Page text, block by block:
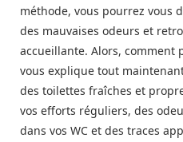
méthode, vous pourrez vous
des mauvaises odeurs et
accueillante. Alors, comment
vous explique tout
des toilettes fraîches et
vos efforts réguliers, des
dans vos WC et des traces